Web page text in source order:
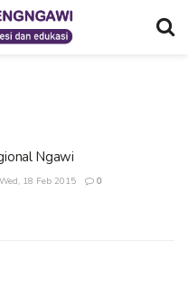
Ngawi
Wed, 18 Feb 2015 0